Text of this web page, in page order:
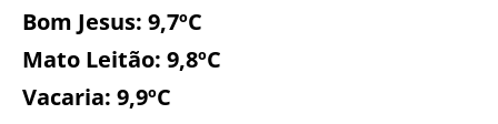
Bom Jesus: 9,7ºC
Mato Leitão: 9,8ºC
Vacaria: 9,9ºC